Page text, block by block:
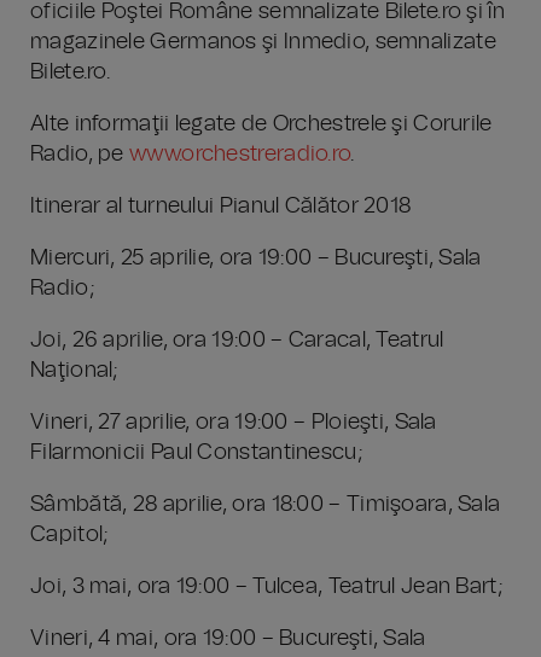
oficiile Poştei Române semnalizate Bilete.ro şi în
magazinele Germanos şi Inmedio, semnalizate
Bilete.ro.
Alte informaţii legate de Orchestrele şi Corurile
Radio, pewww.orchestreradio.ro.
Itinerar al turneului Pianul Călător 2018
Miercuri, 25 aprilie, ora 19:00 – Bucureşti, Sala
Radio;
Joi, 26 aprilie, ora 19:00 – Caracal, Teatrul
Naţional;
Vineri, 27 aprilie, ora 19:00 – Ploieşti, Sala
Filarmonicii Paul Constantinescu;
Sâmbătă, 28 aprilie, ora 18:00 – Timişoara, Sala
Capitol;
Joi, 3 mai, ora 19:00 – Tulcea, Teatrul Jean Bart;
Vineri, 4 mai, ora 19:00 – Bucureşti, Sala